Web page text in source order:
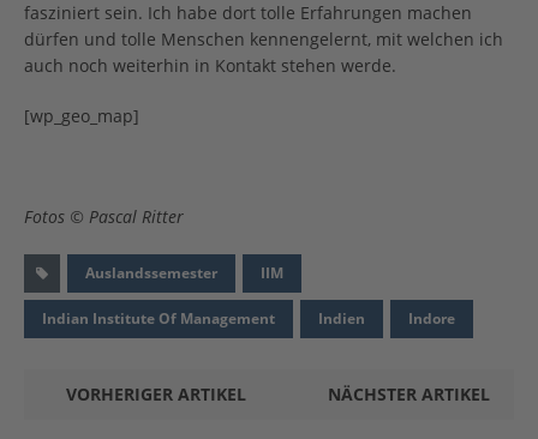
fasziniert sein. Ich habe dort tolle Erfahrungen machen
dürfen und tolle Menschen kennengelernt, mit welchen ich
auch noch weiterhin in Kontakt stehen werde.
[wp_geo_map]
Fotos © Pascal Ritter
Auslandssemester IIM
Indian Institute Of Management Indien Indore
VORHERIGER ARTIKEL NÄCHSTER ARTIKEL